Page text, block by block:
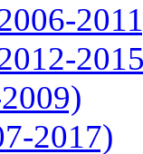
2017)